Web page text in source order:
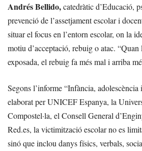
Andrés Bellido,catedràtic d’Educació,
prevenció de l’assetjament escolar i
situar el focus en l’entorn escolar, on la
motiu d’acceptació, rebuig o atac. “Quan
exposada, el rebuig fa més mal i arriba
Segons l’informe “Infància, adolescència
elaborat per UNICEF Espanya, la
Compostel·la, el Consell General
Red.es, la victimització escolar no es
sinó que inclou danys físics, verbals,